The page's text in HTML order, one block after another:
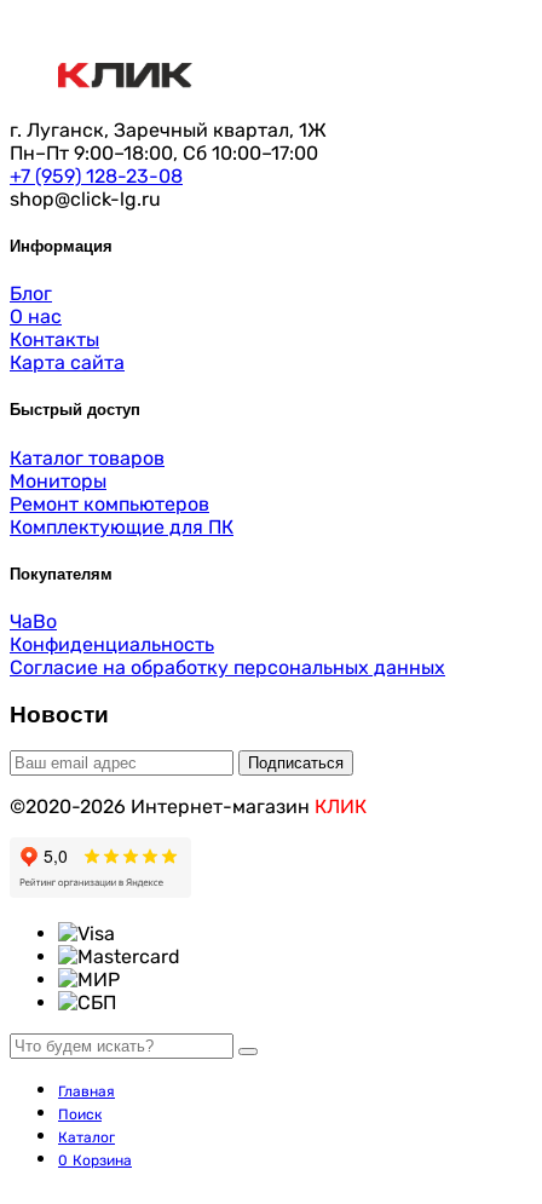
г. Луганск, Заречный квартал, 1Ж
Пн–Пт 9:00–18:00, Сб 10:00–17:00
+7 (959) 128-23-08
shop@click-lg.ru
Информация
Блог
О нас
Контакты
Карта сайта
Быстрый доступ
Каталог товаров
Мониторы
Ремонт компьютеров
Комплектующие для ПК
Покупателям
ЧаВо
Конфиденциальность
Согласие на обработку персональных данных
Новости
©2020-2026 Интернет-магазин КЛИК
Главная
Поиск
Каталог
0 Корзина